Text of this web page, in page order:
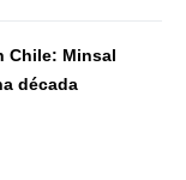
Chile: Minsal
década